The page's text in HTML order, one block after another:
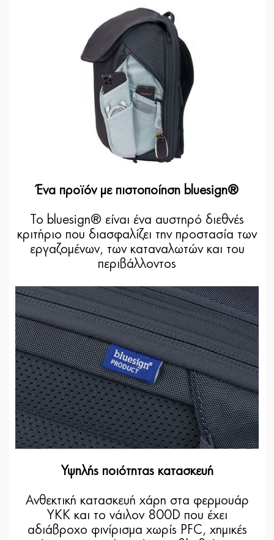
Ένα προϊόν με πιστοποίηση bluesign®
Το bluesign® είναι ένα αυστηρό διεθνές
κριτήριο που διασφαλίζει την προστασία των
εργαζομένων, των καταναλωτών και του
περιβάλλοντος
Υψηλής ποιότητας κατασκευή
Ανθεκτική κατασκευή χάρη στα φερμουάρ
YKK και το νάιλον 800D που έχει
αδιάβροχο φινίρισμα χωρίς PFC, χημικές